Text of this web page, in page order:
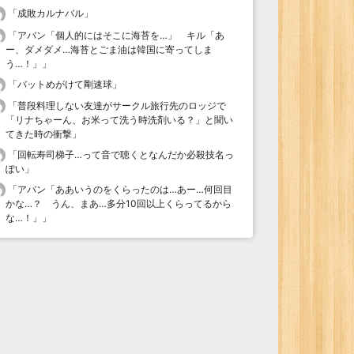
「成敗カルナバル 」
「アバン「個人的にはそこに海苔を…」 キル「あ
ー、ダメダメ…海苔とごま油は韓国に寄ってしま
う…！」
」
「バットめがけて剛速球 」
「普段料理しない友達がサークル旅行先のロッジで
「リナちゃーん、お米って洗う時洗剤いる？」と聞い
てきた時の衝撃 」
「回転寿司梯子…って音で聴くとなんだか必殺技名っ
ぽい 」
「アバン「ああいうのをくらったのは…あー…何回目
かな…？ うん、まあ…多分10回以上くらってるから
な…！」
」